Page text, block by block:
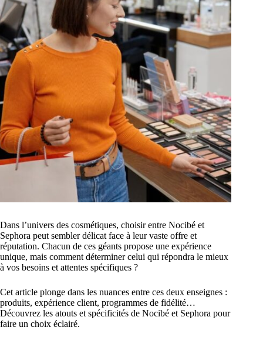
Dans l’univers des cosmétiques, choisir entre Nocibé et
Sephora peut sembler délicat face à leur vaste offre et
réputation. Chacun de ces géants propose une expérience
unique, mais comment déterminer celui qui répondra le mieux
à vos besoins et attentes spécifiques ?
Cet article plonge dans les nuances entre ces deux enseignes :
produits, expérience client, programmes de fidélité…
Découvrez les atouts et spécificités de Nocibé et Sephora pour
faire un choix éclairé.